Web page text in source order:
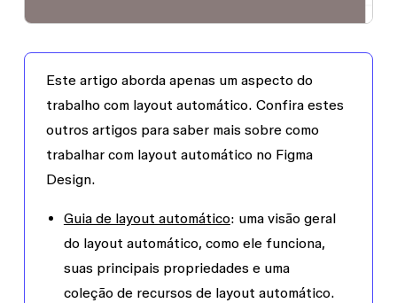
Este artigo aborda apenas um aspecto do
trabalho com layout automático. Confira estes
outros artigos para saber mais sobre como
trabalhar com layout automático no Figma
Design.
Guia de layout automático: uma visão geral
do layout automático, como ele funciona,
suas principais propriedades e uma
coleção de recursos de layout automático.